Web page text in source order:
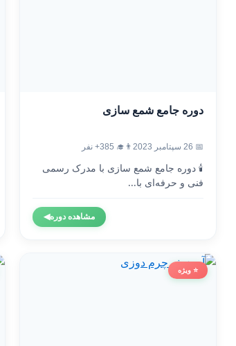
دوره جامع شمع سازی
📅 26 سپتامبر 2023 👨‍🎓 385+ نفر
🕯️ دوره جامع شمع سازی با مدرک رسمی
فنی و حرفه‌ای با...
مشاهده دوره◀
⭐ ویژه